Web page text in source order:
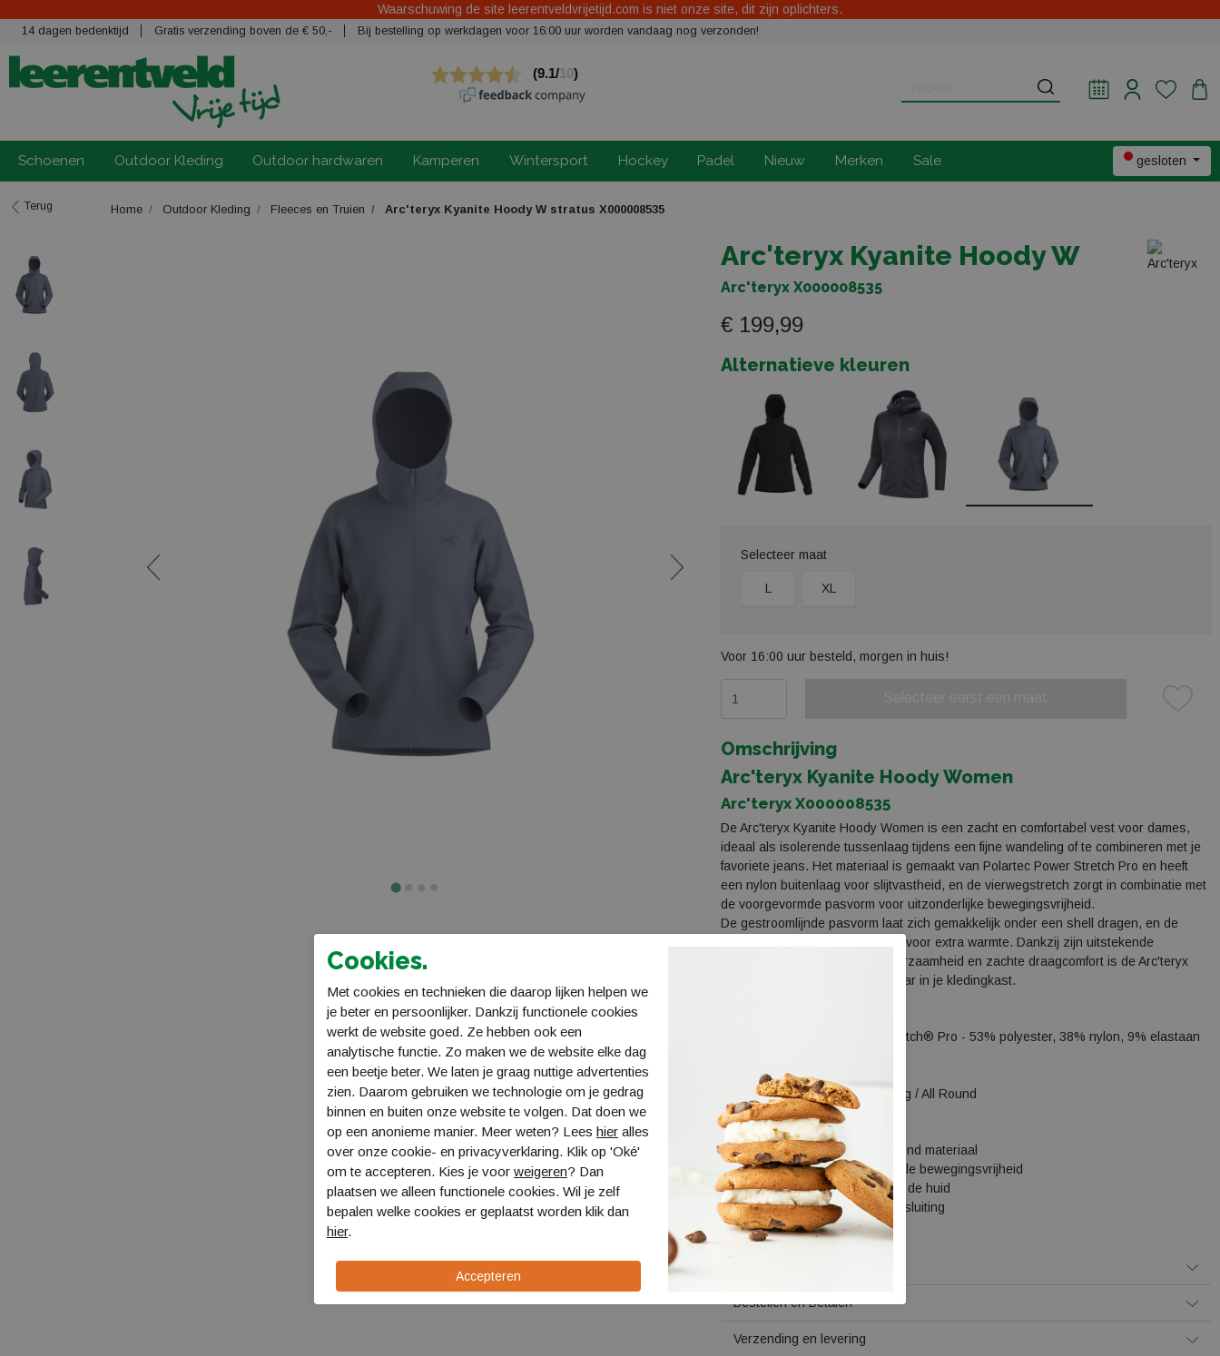
Waarschuwing de site leerentveldvrijetijd.com is niet onze site, dit zijn oplichters.
14 dagen bedenktijd Gratis verzending boven de € 50,- Bij bestelling op werkdagen voor 16:00 uur worden vandaag nog verzonden!
Schoenen Outdoor Kleding Outdoor hardwaren Kamperen Wintersport Hockey Padel Nieuw Merken Sale gesloten
Terug Home Outdoor Kleding Fleeces en Truien Arc'teryx Kyanite Hoody W stratus X000008535
Arc'teryx Kyanite Hoody W
Arc'teryx X000008535
€ 199,99
Alternatieve kleuren
Selecteer maat
L XL
Voor 16:00 uur besteld, morgen in huis!
Omschrijving
Arc'teryx Kyanite Hoody Women
Arc'teryx X000008535
De Arc'teryx Kyanite Hoody Women is een zacht en comfortabel vest voor dames,
ideaal als isolerende tussenlaag tijdens een fijne wandeling of te combineren met je
favoriete jeans. Het materiaal is gemaakt van Polartec Power Stretch Pro en heeft
een nylon buitenlaag voor slijtvastheid, en de vierwegstretch zorgt in combinatie met
de voorgevormde pasvorm voor uitzonderlijke bewegingsvrijheid.
De gestroomlijnde pasvorm laat zich gemakkelijk onder een shell dragen, en de
onopvallende ScubaHood zorgt voor extra warmte. Dankzij zijn uitstekende
isolerende eigenschappen, duurzaamheid en zachte draagcomfort is de Arc'teryx
Kyanite Hoody Women onmisbaar in je kledingkast.
Materiaal: Polartec® Power Stretch® Pro - 53% polyester, 38% nylon, 9% elastaan
Gewicht: 360 gram
Activiteiten: Around Town / Hiking / All Round
Overige specificties:
Lichtgewicht en sneldrogend materiaal
4-way stretch voor optimale bewegingsvrijheid
Voelt uiterst zacht aan op de huid
Meerdere zakken met ritssluiting
Logo op de borst
Bestellen en Betalen
Verzending en levering
Cookies.
Met cookies en technieken die daarop lijken helpen we
je beter en persoonlijker. Dankzij functionele cookies
werkt de website goed. Ze hebben ook een
analytische functie. Zo maken we de website elke dag
een beetje beter. We laten je graag nuttige advertenties
zien. Daarom gebruiken we technologie om je gedrag
binnen en buiten onze website te volgen. Dat doen we
op een anonieme manier. Meer weten? Lees hier alles
over onze cookie- en privacyverklaring. Klik op 'Oké'
om te accepteren. Kies je voor weigeren? Dan
plaatsen we alleen functionele cookies. Wil je zelf
bepalen welke cookies er geplaatst worden klik dan
hier.